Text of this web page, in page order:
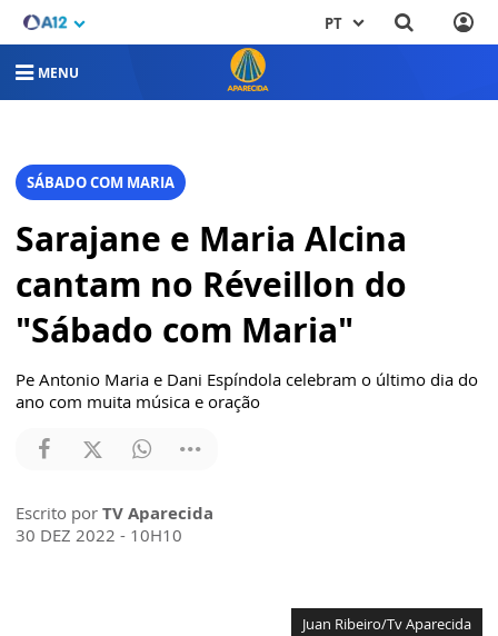
PT
MENU
SÁBADO COM MARIA
Sarajane e Maria Alcina
cantam no Réveillon do
"Sábado com Maria"
Pe Antonio Maria e Dani Espíndola celebram o último dia do
ano com muita música e oração
Escrito por TV Aparecida
30 DEZ 2022 - 10H10
Juan Ribeiro/Tv Aparecida